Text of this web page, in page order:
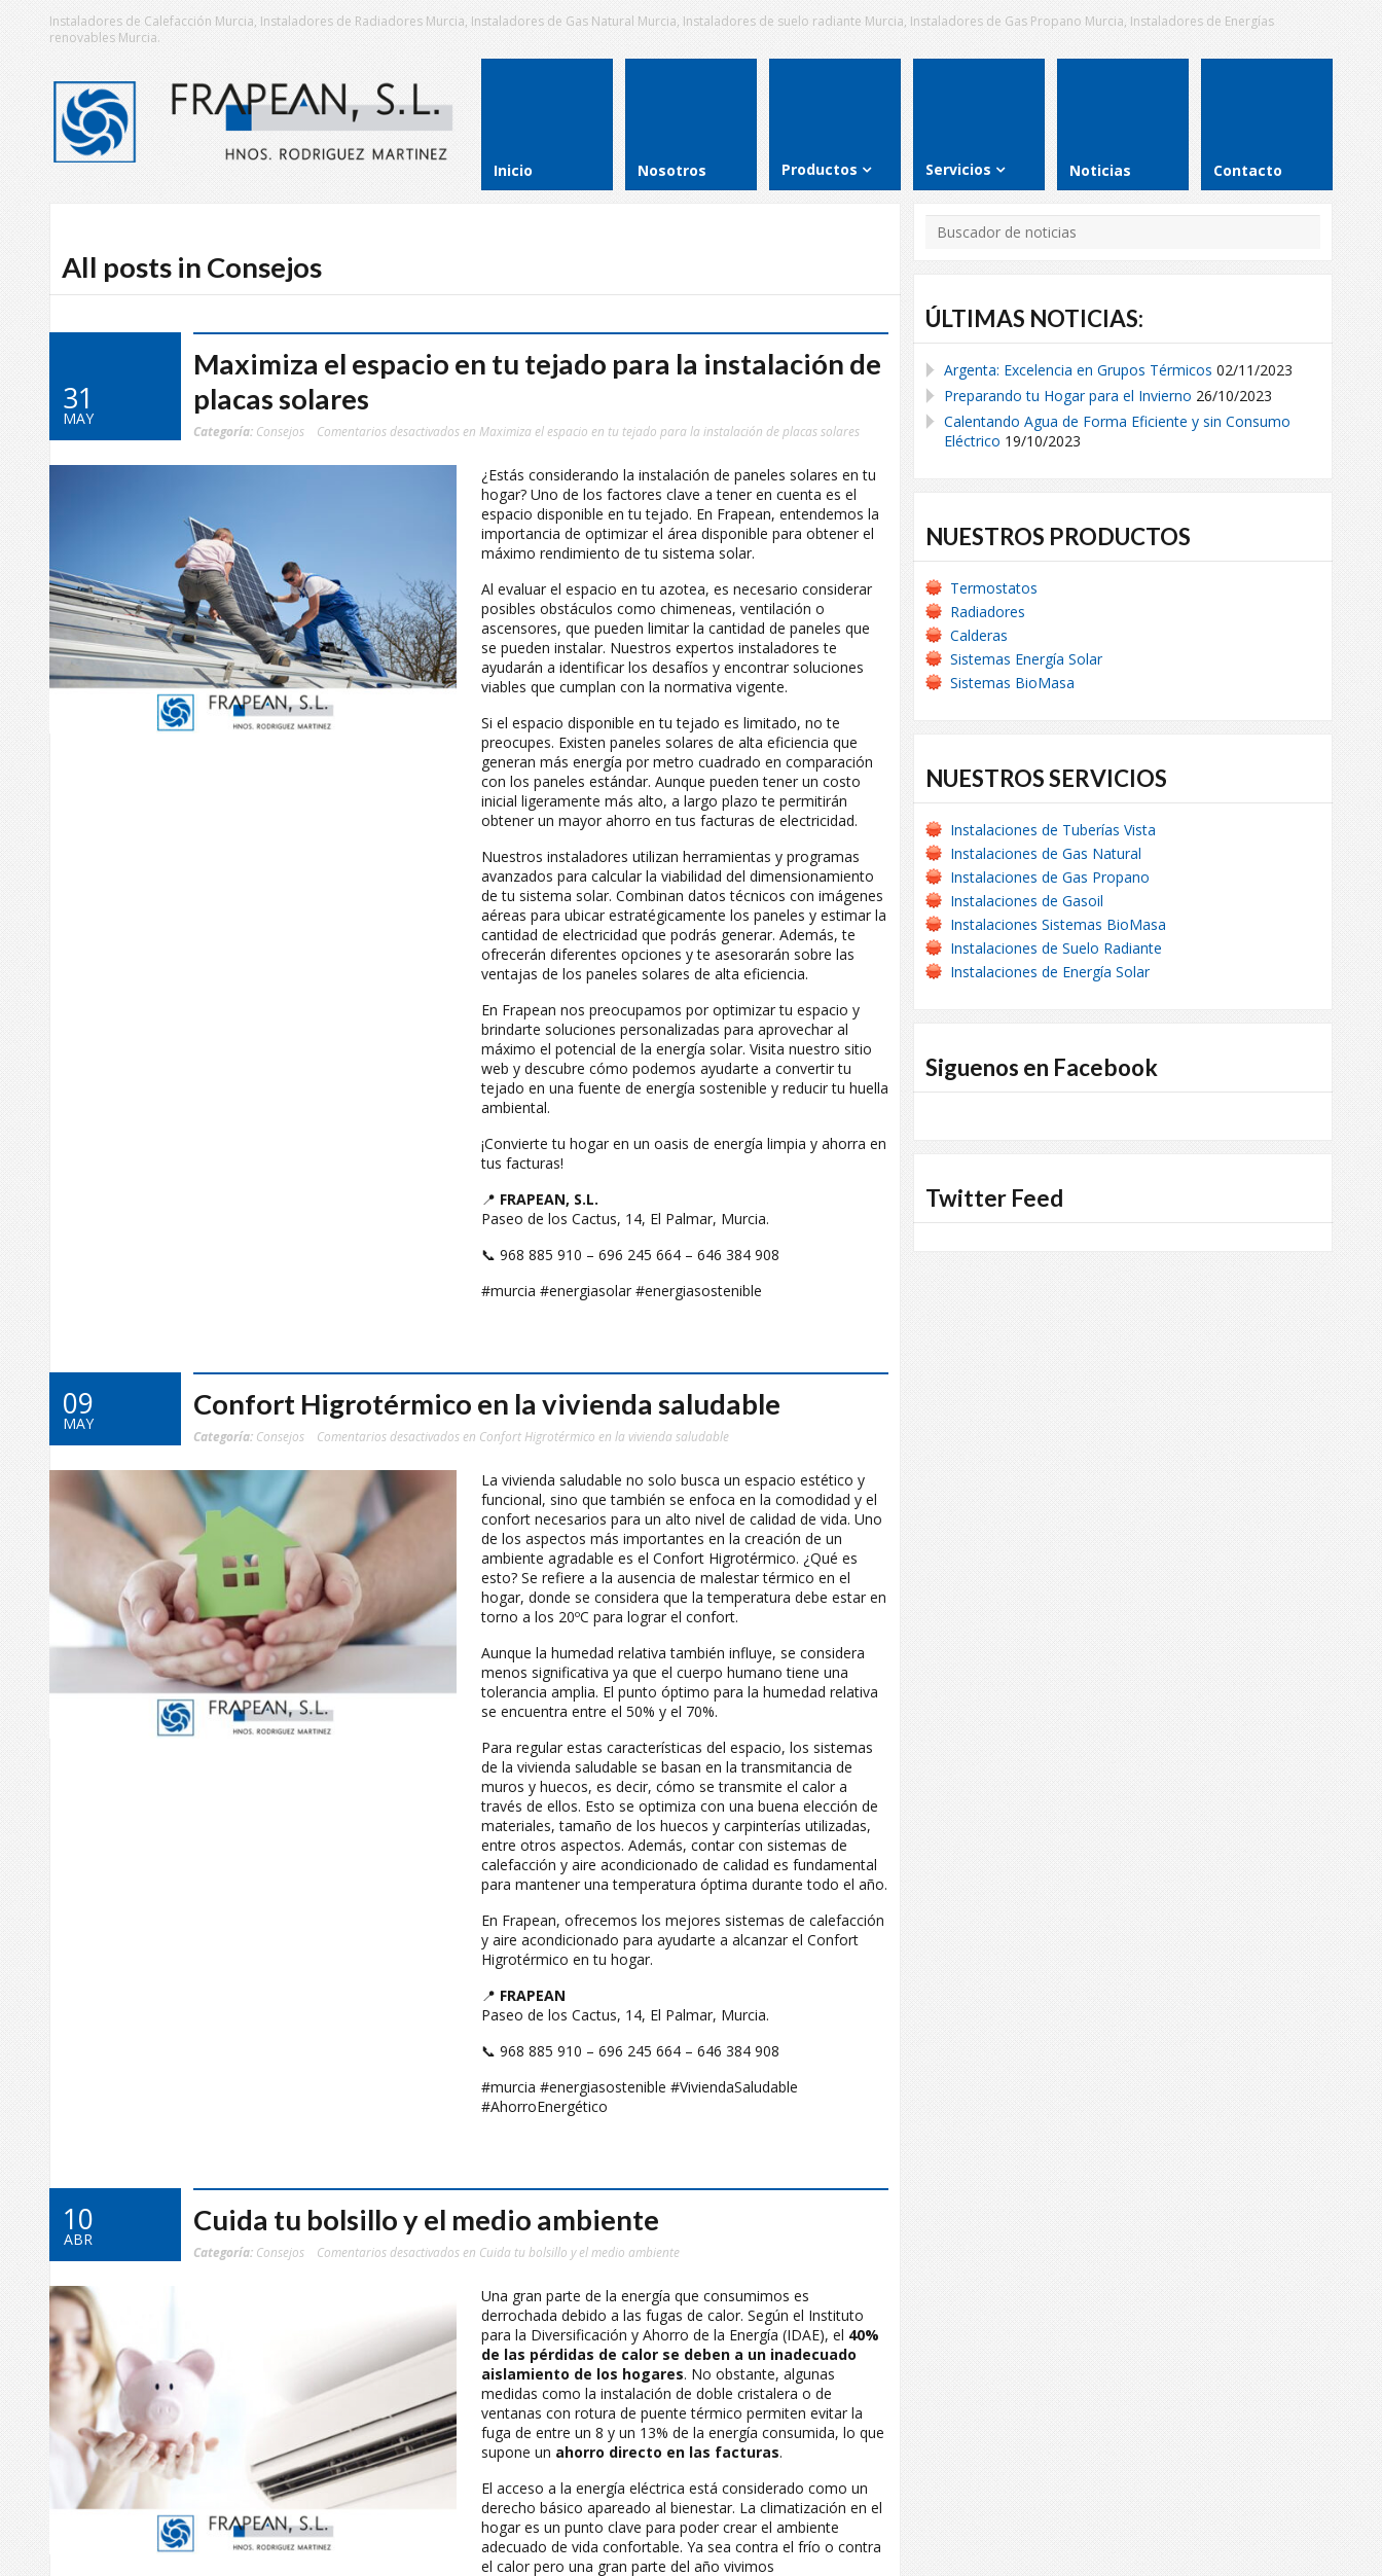
Instaladores de Calefacción Murcia, Instaladores de Radiadores Murcia, Instaladores de Gas Natural Murcia, Instaladores de suelo radiante Murcia, Instaladores de Gas Propano Murcia, Instaladores de Energías
renovables Murcia.
Inicio Nosotros Productos Servicios Noticias Contacto
All posts in Consejos
31
MAY
Maximiza el espacio en tu tejado para la instalación de
placas solares
Categoría: Consejos Comentarios desactivados en Maximiza el espacio en tu tejado para la instalación de placas solares
¿Estás considerando la instalación de paneles solares en tu
hogar? Uno de los factores clave a tener en cuenta es el
espacio disponible en tu tejado. En Frapean, entendemos la
importancia de optimizar el área disponible para obtener el
máximo rendimiento de tu sistema solar.
Al evaluar el espacio en tu azotea, es necesario considerar
posibles obstáculos como chimeneas, ventilación o
ascensores, que pueden limitar la cantidad de paneles que
se pueden instalar. Nuestros expertos instaladores te
ayudarán a identificar los desafíos y encontrar soluciones
viables que cumplan con la normativa vigente.
Si el espacio disponible en tu tejado es limitado, no te
preocupes. Existen paneles solares de alta eficiencia que
generan más energía por metro cuadrado en comparación
con los paneles estándar. Aunque pueden tener un costo
inicial ligeramente más alto, a largo plazo te permitirán
obtener un mayor ahorro en tus facturas de electricidad.
Nuestros instaladores utilizan herramientas y programas
avanzados para calcular la viabilidad del dimensionamiento
de tu sistema solar. Combinan datos técnicos con imágenes
aéreas para ubicar estratégicamente los paneles y estimar la
cantidad de electricidad que podrás generar. Además, te
ofrecerán diferentes opciones y te asesorarán sobre las
ventajas de los paneles solares de alta eficiencia.
En Frapean nos preocupamos por optimizar tu espacio y
brindarte soluciones personalizadas para aprovechar al
máximo el potencial de la energía solar. Visita nuestro sitio
web y descubre cómo podemos ayudarte a convertir tu
tejado en una fuente de energía sostenible y reducir tu huella
ambiental.
¡Convierte tu hogar en un oasis de energía limpia y ahorra en
tus facturas!
📍 FRAPEAN, S.L.
Paseo de los Cactus, 14, El Palmar, Murcia.
📞 968 885 910 – 696 245 664 – 646 384 908
#murcia #energiasolar #energiasostenible
09
MAY
Confort Higrotérmico en la vivienda saludable
Categoría: Consejos Comentarios desactivados en Confort Higrotérmico en la vivienda saludable
La vivienda saludable no solo busca un espacio estético y
funcional, sino que también se enfoca en la comodidad y el
confort necesarios para un alto nivel de calidad de vida. Uno
de los aspectos más importantes en la creación de un
ambiente agradable es el Confort Higrotérmico. ¿Qué es
esto? Se refiere a la ausencia de malestar térmico en el
hogar, donde se considera que la temperatura debe estar en
torno a los 20ºC para lograr el confort.
Aunque la humedad relativa también influye, se considera
menos significativa ya que el cuerpo humano tiene una
tolerancia amplia. El punto óptimo para la humedad relativa
se encuentra entre el 50% y el 70%.
Para regular estas características del espacio, los sistemas
de la vivienda saludable se basan en la transmitancia de
muros y huecos, es decir, cómo se transmite el calor a
través de ellos. Esto se optimiza con una buena elección de
materiales, tamaño de los huecos y carpinterías utilizadas,
entre otros aspectos. Además, contar con sistemas de
calefacción y aire acondicionado de calidad es fundamental
para mantener una temperatura óptima durante todo el año.
En Frapean, ofrecemos los mejores sistemas de calefacción
y aire acondicionado para ayudarte a alcanzar el Confort
Higrotérmico en tu hogar.
📍 FRAPEAN
Paseo de los Cactus, 14, El Palmar, Murcia.
📞 968 885 910 – 696 245 664 – 646 384 908
#murcia #energiasostenible #ViviendaSaludable
#AhorroEnergético
10
ABR
Cuida tu bolsillo y el medio ambiente
Categoría: Consejos Comentarios desactivados en Cuida tu bolsillo y el medio ambiente
Una gran parte de la energía que consumimos es
derrochada debido a las fugas de calor. Según el Instituto
para la Diversificación y Ahorro de la Energía (IDAE), el 40%
de las pérdidas de calor se deben a un inadecuado
aislamiento de los hogares. No obstante, algunas
medidas como la instalación de doble cristalera o de
ventanas con rotura de puente térmico permiten evitar la
fuga de entre un 8 y un 13% de la energía consumida, lo que
supone un ahorro directo en las facturas.
El acceso a la energía eléctrica está considerado como un
derecho básico apareado al bienestar. La climatización en el
hogar es un punto clave para poder crear el ambiente
adecuado de vida confortable. Ya sea contra el frío o contra
el calor pero una gran parte del año vivimos
ÚLTIMAS NOTICIAS:
Argenta: Excelencia en Grupos Térmicos 02/11/2023
Preparando tu Hogar para el Invierno 26/10/2023
Calentando Agua de Forma Eficiente y sin Consumo
Eléctrico 19/10/2023
NUESTROS PRODUCTOS
Termostatos
Radiadores
Calderas
Sistemas Energía Solar
Sistemas BioMasa
NUESTROS SERVICIOS
Instalaciones de Tuberías Vista
Instalaciones de Gas Natural
Instalaciones de Gas Propano
Instalaciones de Gasoil
Instalaciones Sistemas BioMasa
Instalaciones de Suelo Radiante
Instalaciones de Energía Solar
Siguenos en Facebook
Twitter Feed